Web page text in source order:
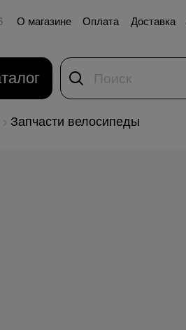
О магазине Оплата Доставка
Запчасти велосипеды